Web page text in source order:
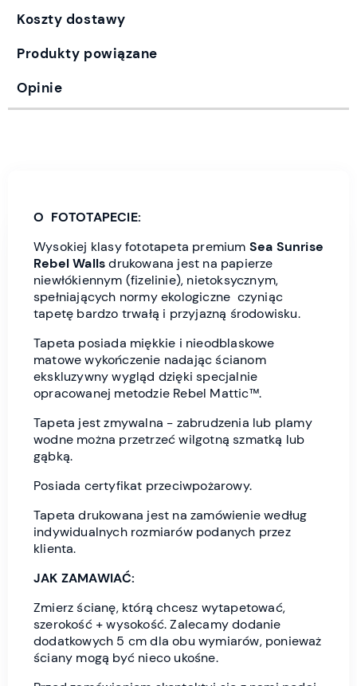
Koszty dostawy
Produkty powiązane
Opinie
O FOTOTAPECIE:
Wysokiej klasy fototapeta premium Sea Sunrise
Rebel Wallsdrukowana jest na papierze
niewłókiennym (fizelinie), nietoksycznym,
spełniających normy ekologiczne czyniąc
tapetę bardzo trwałą i przyjazną środowisku.
Tapeta posiada miękkie i nieodblaskowe
matowe wykończenie nadając ścianom
ekskluzywny wygląd dzięki specjalnie
opracowanej metodzie Rebel Mattic™.
Tapeta jest zmywalna - zabrudzenia lub plamy
wodne można przetrzeć wilgotną szmatką lub
gąbką.
Posiada certyfikat przeciwpożarowy.
Tapeta drukowana jest na zamówienie według
indywidualnych rozmiarów podanych przez
klienta.
JAK ZAMAWIAĆ:
Zmierz ścianę, którą chcesz wytapetować,
szerokość + wysokość. Zalecamy dodanie
dodatkowych 5 cm dla obu wymiarów, ponieważ
ściany mogą być nieco ukośne.